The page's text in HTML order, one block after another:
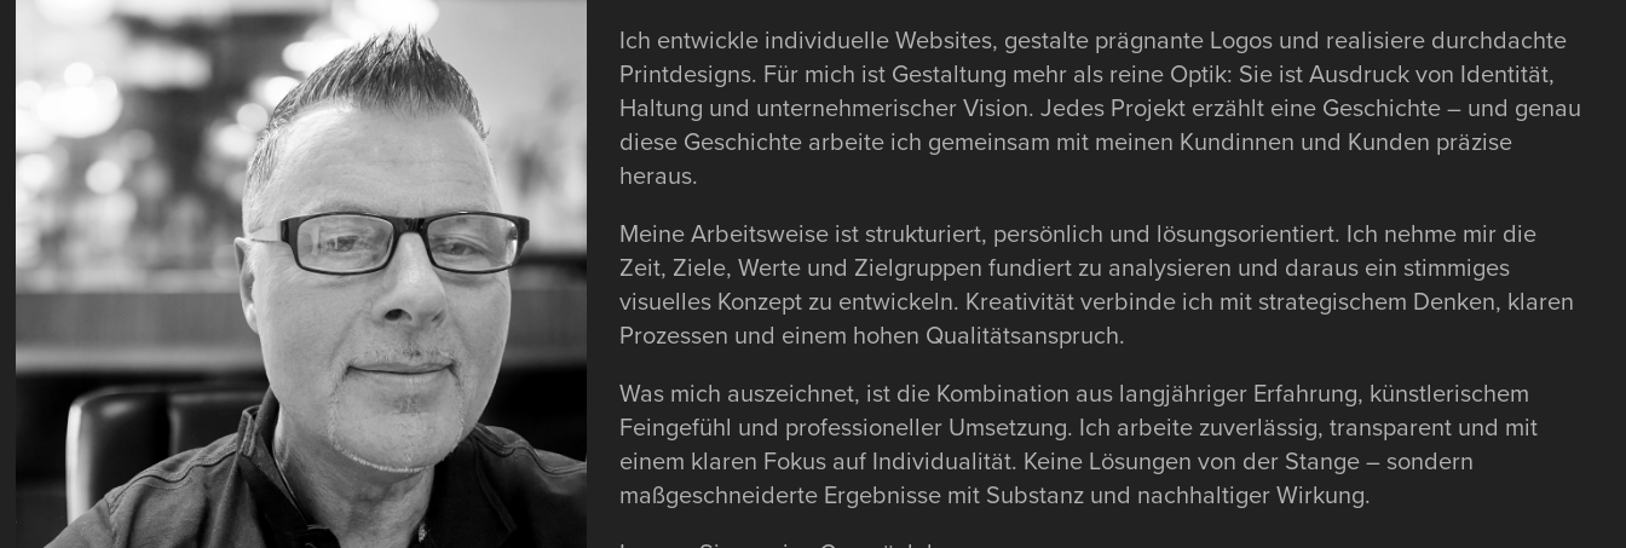
Ich entwickle individuelle Websites, gestalte prägnante Logos und realisiere durchdachte
Printdesigns. Für mich ist Gestaltung mehr als reine Optik: Sie ist Ausdruck von Identität,
Haltung und unternehmerischer Vision. Jedes Projekt erzählt eine Geschichte – und genau
diese Geschichte arbeite ich gemeinsam mit meinen Kundinnen und Kunden präzise
heraus.
Meine Arbeitsweise ist strukturiert, persönlich und lösungsorientiert. Ich nehme mir die
Zeit, Ziele, Werte und Zielgruppen fundiert zu analysieren und daraus ein stimmiges
visuelles Konzept zu entwickeln. Kreativität verbinde ich mit strategischem Denken, klaren
Prozessen und einem hohen Qualitätsanspruch.
Was mich auszeichnet, ist die Kombination aus langjähriger Erfahrung, künstlerischem
Feingefühl und professioneller Umsetzung. Ich arbeite zuverlässig, transparent und mit
einem klaren Fokus auf Individualität. Keine Lösungen von der Stange – sondern
maßgeschneiderte Ergebnisse mit Substanz und nachhaltiger Wirkung.